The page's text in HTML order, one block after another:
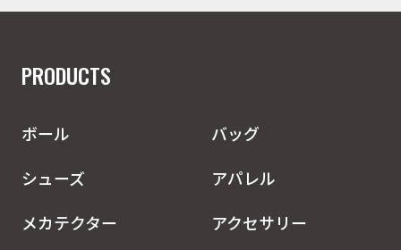
PRODUCTS
ボール
バッグ
シューズ
アパレル
メカテクター
アクセサリー